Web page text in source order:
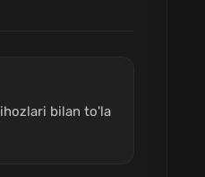
bilan to'la